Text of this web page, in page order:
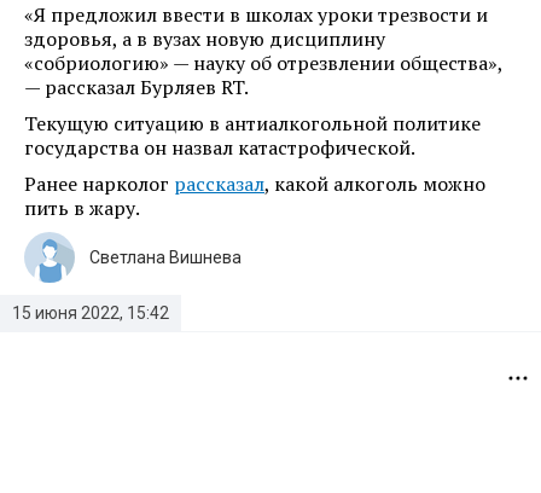
«Я предложил ввести в школах уроки трезвости и
здоровья, а в вузах новую дисциплину
«собриологию» — науку об отрезвлении общества»,
— рассказал Бурляев RT.
Текущую ситуацию в антиалкогольной политике
государства он назвал катастрофической.
Ранее нарколог рассказал, какой алкоголь можно
пить в жару.
15 июня 2022, 15:42
Светлана Вишнева